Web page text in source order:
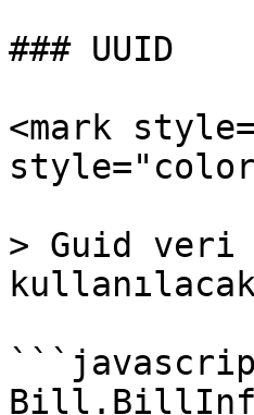
### UUID
<mark
> Guid